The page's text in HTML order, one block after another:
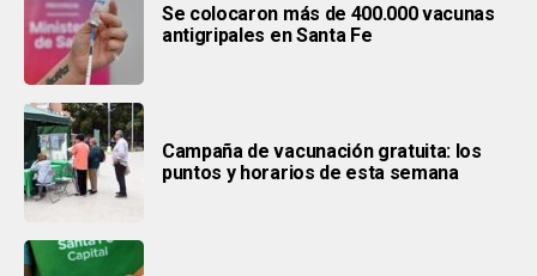
Se colocaron más de 400.000 vacunas
antigripales en Santa Fe
Campaña de vacunación gratuita: los
puntos y horarios de esta semana